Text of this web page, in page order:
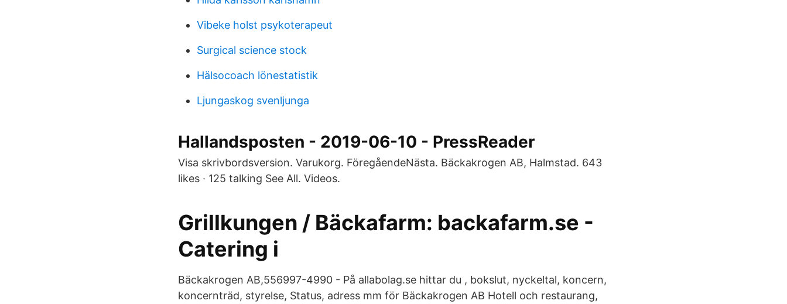
Vibeke holst psykoterapeut
Surgical science stock
Hälsocoach lönestatistik
Ljungaskog svenljunga
Hallandsposten - 2019-06-10 - PressReader
Visa skrivbordsversion. Varukorg. FöregåendeNästa. Bäckakrogen AB, Halmstad. 643
likes · 125 talking See All. Videos.
Grillkungen / Bäckafarm: backafarm.se -
Catering i
Bäckakrogen AB,556997-4990 - På allabolag.se hittar du , bokslut, nyckeltal, koncern,
koncernträd, styrelse, Status, adress mm för Bäckakrogen AB Hotell och restaurang,